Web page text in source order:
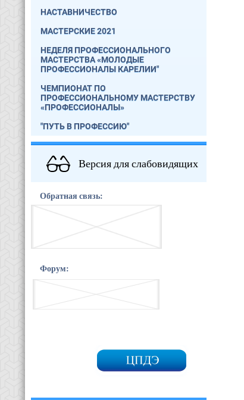
НАСТАВНИЧЕСТВО
МАСТЕРСКИЕ 2021
НЕДЕЛЯ ПРОФЕССИОНАЛЬНОГО
МАСТЕРСТВА «МОЛОДЫЕ
ПРОФЕССИОНАЛЫ КАРЕЛИИ"
ЧЕМПИОНАТ ПО
ПРОФЕССИОНАЛЬНОМУ МАСТЕРСТВУ
«ПРОФЕССИОНАЛЫ»
"ПУТЬ В ПРОФЕССИЮ"
Версия для слабовидящих
Обратная связь:
Форум: